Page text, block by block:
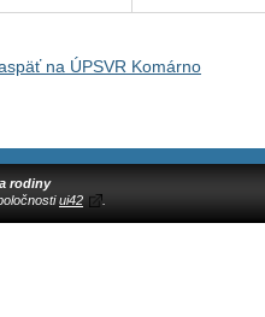
na ÚPSVR Komárno
rodiny
ui42